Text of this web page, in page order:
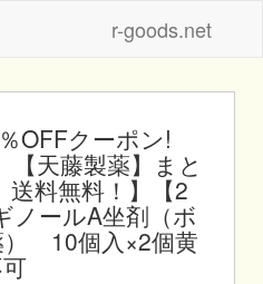
r-goods.net
OFFクーポン!
【天藤製薬】まと
料無料！】【2
ノールA坐剤（ボ
） 10個入×2個黄